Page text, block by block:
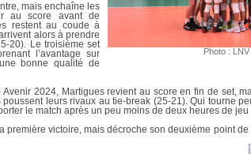
DOCUMENTS UTILES
SITUATION SANITAIRE
COVID-19
>CLIQUEZ ICI
Photo : LNV
mais enchaîne les
au score avant de
restent au coude à
alors à prendre
20). Le troisième set
l’avantage sur
bonne qualité de
2024, Martigues revient au score en fin de set,
leurs rivaux au tie-break (25-21). Qui tourne
le match après un peu moins de deux heures de jeu
première victoire, mais décroche son deuxième point